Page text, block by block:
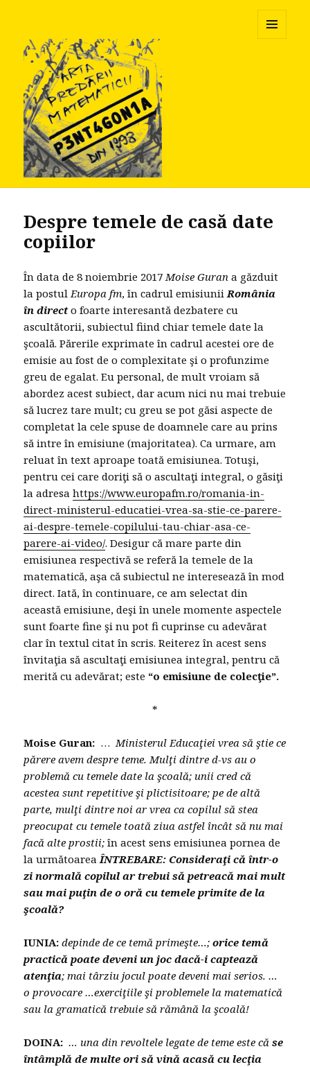
Despre temele de casă date
copiilor
În data de 8 noiembrie 2017Moise Guran a găzduit
la postulEuropa fm, în cadrul emisiuniiRomânia
în directo foarte interesantă dezbatere cu
ascultătorii, subiectul fiind chiar temele date la
şcoală. Părerile exprimate în cadrul acestei ore de
emisie au fost de o complexitate şi o profunzime
greu de egalat. Eu personal, de mult vroiam să
abordez acest subiect, dar acum nici nu mai trebuie
să lucrez tare mult; cu greu se pot găsi aspecte de
completat la cele spuse de doamnele care au prins
să intre în emisiune (majoritatea). Ca urmare, am
reluat în text aproape toată emisiunea. Totuşi,
pentru cei care doriţi să o ascultaţi integral, o găsiţi
la adresahttps://www.europafm.ro/romania-in-
direct-ministerul-educatiei-vrea-sa-stie-ce-parere-
ai-despre-temele-copilului-tau-chiar-asa-ce-
parere-ai-video/. Desigur că mare parte din
emisiunea respectivă se referă la temele de la
matematică, aşa că subiectul ne interesează în mod
direct. Iată, în continuare, ce am selectat din
această emisiune, deşi în unele momente aspectele
sunt foarte fine şi nu pot fi cuprinse cu adevărat
clar în textul citat în scris. Reiterez în acest sens
învitaţia să ascultaţi emisiunea integral, pentru că
merită cu adevărat; este “o emisiune de colecţie”.
*
Moise Guran: … Ministerul Educaţiei vrea să ştie ce
părere avem despre teme. Mulţi dintre d-vs au o
problemă cu temele date la şcoală; unii cred că
acestea sunt repetitive şi plictisitoare; pe de altă
parte, mulţi dintre noi ar vrea ca copilul să stea
preocupat cu temele toată ziua astfel încât să nu mai
facă alte prostii;în acest sens emisiunea pornea de
la următoarea ÎNTREBARE: Consideraţi că într-o
zi normală copilul ar trebui să petreacă mai mult
sau mai puţin de o oră cu temele primite de la
şcoală?
IUNIA: depinde de ce temă primeşte…;orice temă
practică poate deveni un joc dacă-i captează
atenţia; mai târziu jocul poate deveni mai serios. …
o provocare …exerciţiile şi problemele la matematică
sau la gramatică trebuie să rămână la şcoală!
DOINA: … una din revoltele legate de teme este căse
întâmplă de multe ori să vină acasă cu lecţia